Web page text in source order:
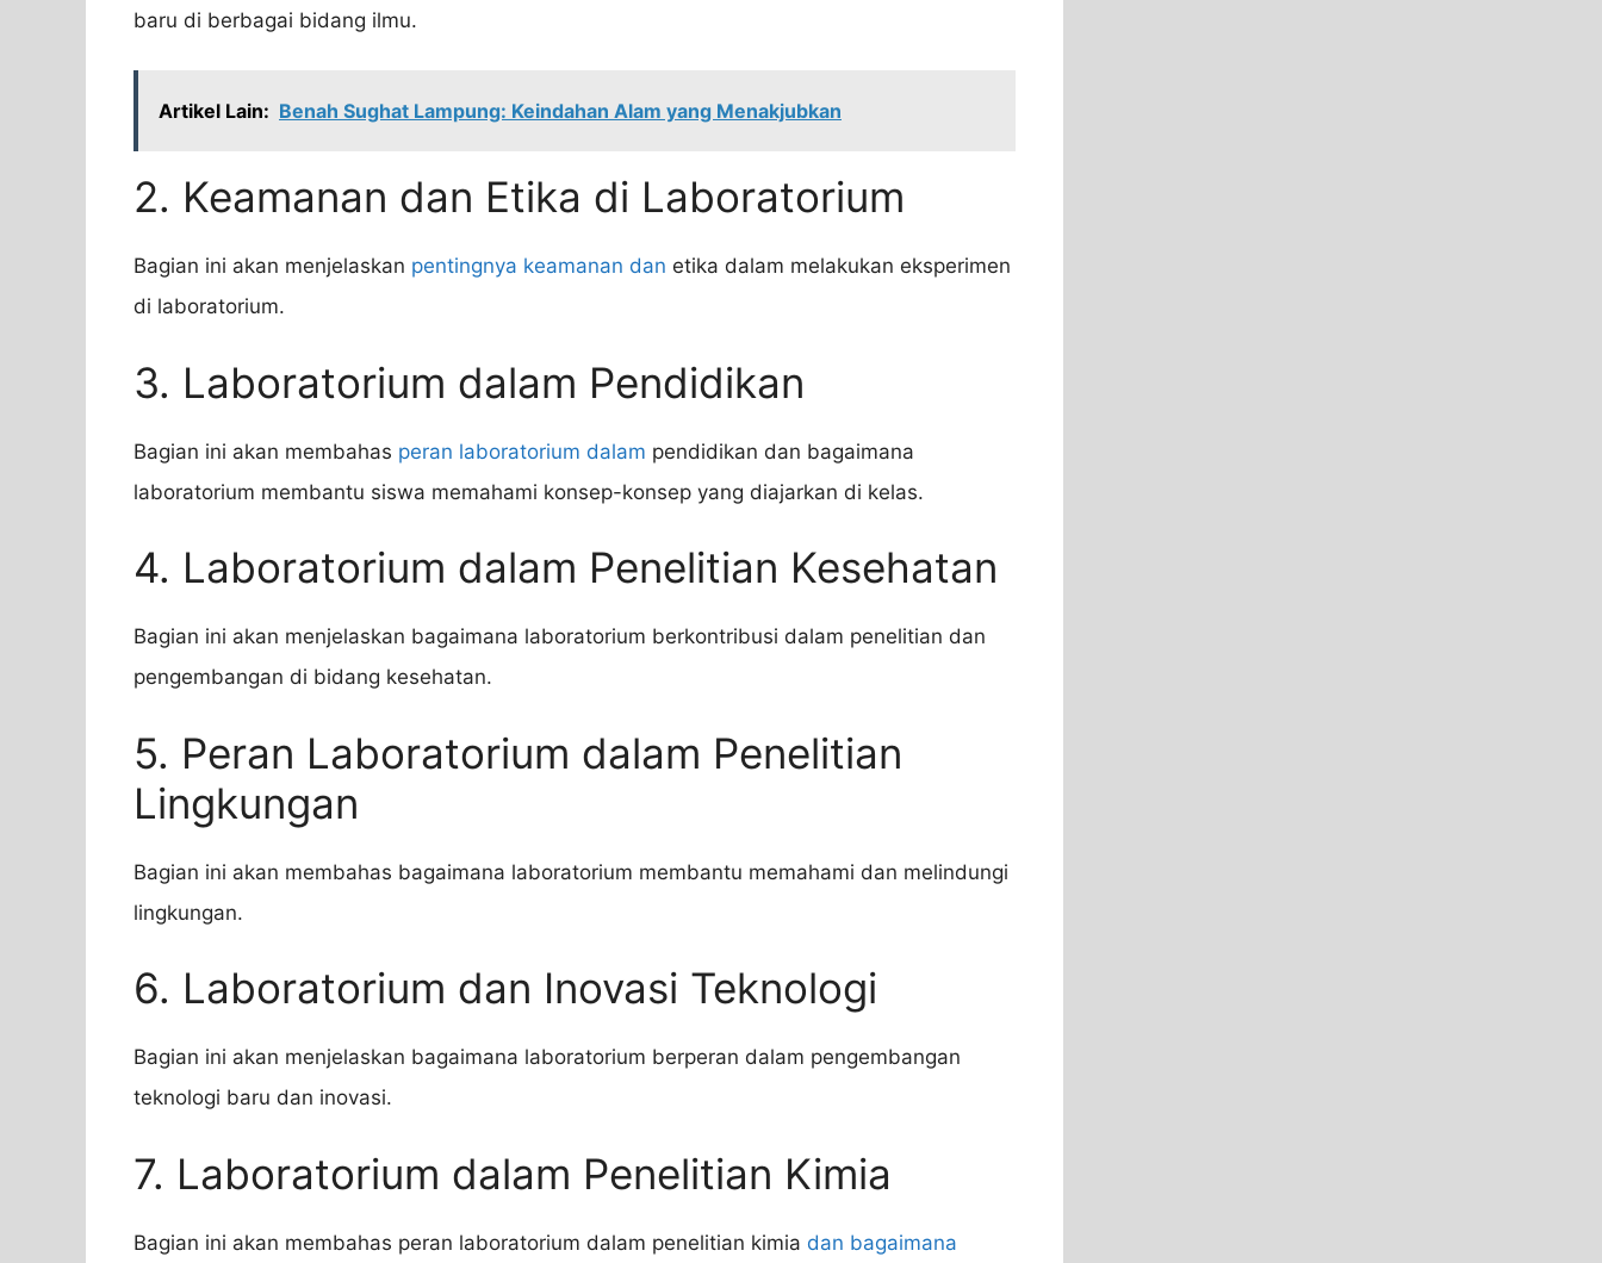
baru di berbagai bidang ilmu.
Artikel Lain: Benah Sughat Lampung: Keindahan Alam yang Menakjubkan
2. Keamanan dan Etika di Laboratorium
Bagian ini akan menjelaskan pentingnya keamanan dan etika dalam melakukan eksperimen
di laboratorium.
3. Laboratorium dalam Pendidikan
Bagian ini akan membahas peran laboratorium dalam pendidikan dan bagaimana
laboratorium membantu siswa memahami konsep-konsep yang diajarkan di kelas.
4. Laboratorium dalam Penelitian Kesehatan
Bagian ini akan menjelaskan bagaimana laboratorium berkontribusi dalam penelitian dan
pengembangan di bidang kesehatan.
5. Peran Laboratorium dalam Penelitian
Lingkungan
Bagian ini akan membahas bagaimana laboratorium membantu memahami dan melindungi
lingkungan.
6. Laboratorium dan Inovasi Teknologi
Bagian ini akan menjelaskan bagaimana laboratorium berperan dalam pengembangan
teknologi baru dan inovasi.
7. Laboratorium dalam Penelitian Kimia
Bagian ini akan membahas peran laboratorium dalam penelitian kimia dan bagaimana